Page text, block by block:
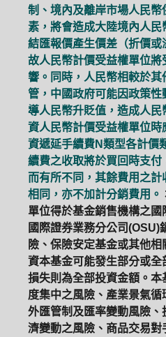
制、境內及離岸市場人民幣
素，將會造成大陸境內人
結匯報價產生價差（折價或
故人民幣計價受益權單位
響。同時，人民幣相較於
管，中國政府可能因政策性
導人民幣升貶值，造成人
資人民幣計價受益權單位
資遞延手續費N類型各計價
續費之收取將於買回時支付
而有所不同，其餘費用之
相同，亦不加計分銷費用。
單位得於基金銷售機構之
國際證券業務分公司(OSU)
險、保險安定基金或其他
資本基金可能發生部分或
損失則為全部投資金額。
度集中之風險、產業景氣循
外匯管制及匯率變動風險
濟變動之風險、商品交易